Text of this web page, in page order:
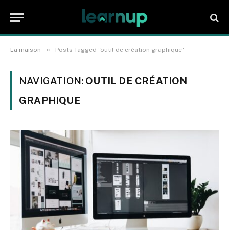
La maison » Posts Tagged "outil de création graphique"
NAVIGATION: OUTIL DE CRÉATION
GRAPHIQUE